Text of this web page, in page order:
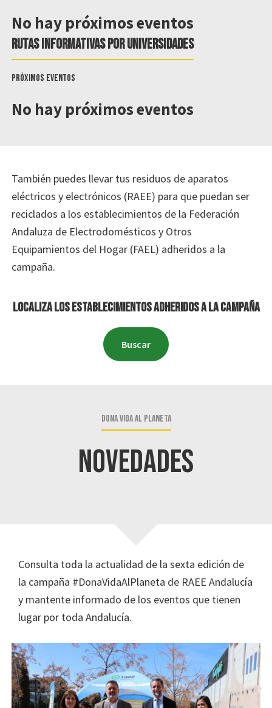
No hay próximos eventos
Rutas informativas por universidades
Próximos eventos
No hay próximos eventos
También puedes llevar tus residuos de aparatos
eléctricos y electrónicos (RAEE) para que puedan ser
reciclados a los establecimientos de la Federación
Andaluza de Electrodomésticos y Otros
Equipamientos del Hogar (FAEL) adheridos a la
campaña.
Localiza los establecimientos adheridos a la campaña
Buscar
Dona vida al planeta
Novedades
Consulta toda la actualidad de la sexta edición de
la campaña #DonaVidaAlPlaneta de RAEE Andalucía
y mantente informado de los eventos que tienen
lugar por toda Andalucía.